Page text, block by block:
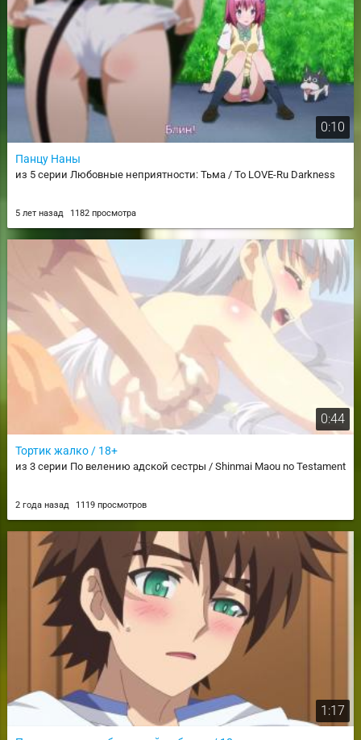
0:10
Панцу Наны
из 5 серии Любовные неприятности: Тьма / To LOVE-Ru Darkness
5 лет назад 1182 просмотра
0:44
Тортик жалко / 18+
из 3 серии По велению адской сестры / Shinmai Maou no Testament
2 года назад 1119 просмотров
1:17